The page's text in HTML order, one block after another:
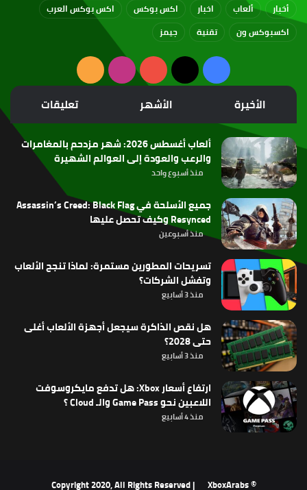
أخبار
ألعاب اخبار اكس بوكس
اكس بوكس العرب
اكسبوكس ون
تقنية جيمز
فيسبوك
‫X
‫YouTubeانستقرامملخص
الموقع
RSS
الأخيرة الأشهر تعليقات
ألعاب أغسطس 2026: شهر مزدحم بالمغامرات
والرعب والعودة إلى العوالم الشهيرة
منذ أسبوع واحد
جميع الأسلحة في Assassin’s Creed: Black Flag
Resynced وكيف تحصل عليها
منذ أسبوعين
تسريحات المطورين مستمرة: لماذا تنجح الألعاب
وتفشل الشركات؟
منذ 3 أسابيع
هل نقص الذاكرة سيجعل أجهزة الألعاب أغلى
حتى 2028؟
منذ 3 أسابيع
ارتفاع أسعار Xbox: هل تدفع مايكروسوفت
اللاعبين نحو Game Pass والـ Cloud ؟
منذ 4 أسابيع
© Copyright 2020, All Rights Reserved |
XboxArabs